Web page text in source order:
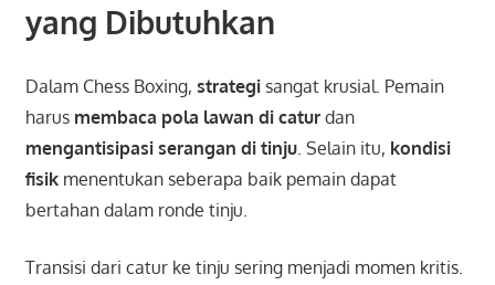
yang Dibutuhkan
Dalam Chess Boxing, strategisangat krusial. Pemain
harus membaca pola lawan di caturdan
mengantisipasi serangan di tinju. Selain itu, kondisi
fisikmenentukan seberapa baik pemain dapat
bertahan dalam ronde tinju.
Transisi dari catur ke tinju sering menjadi momen kritis.